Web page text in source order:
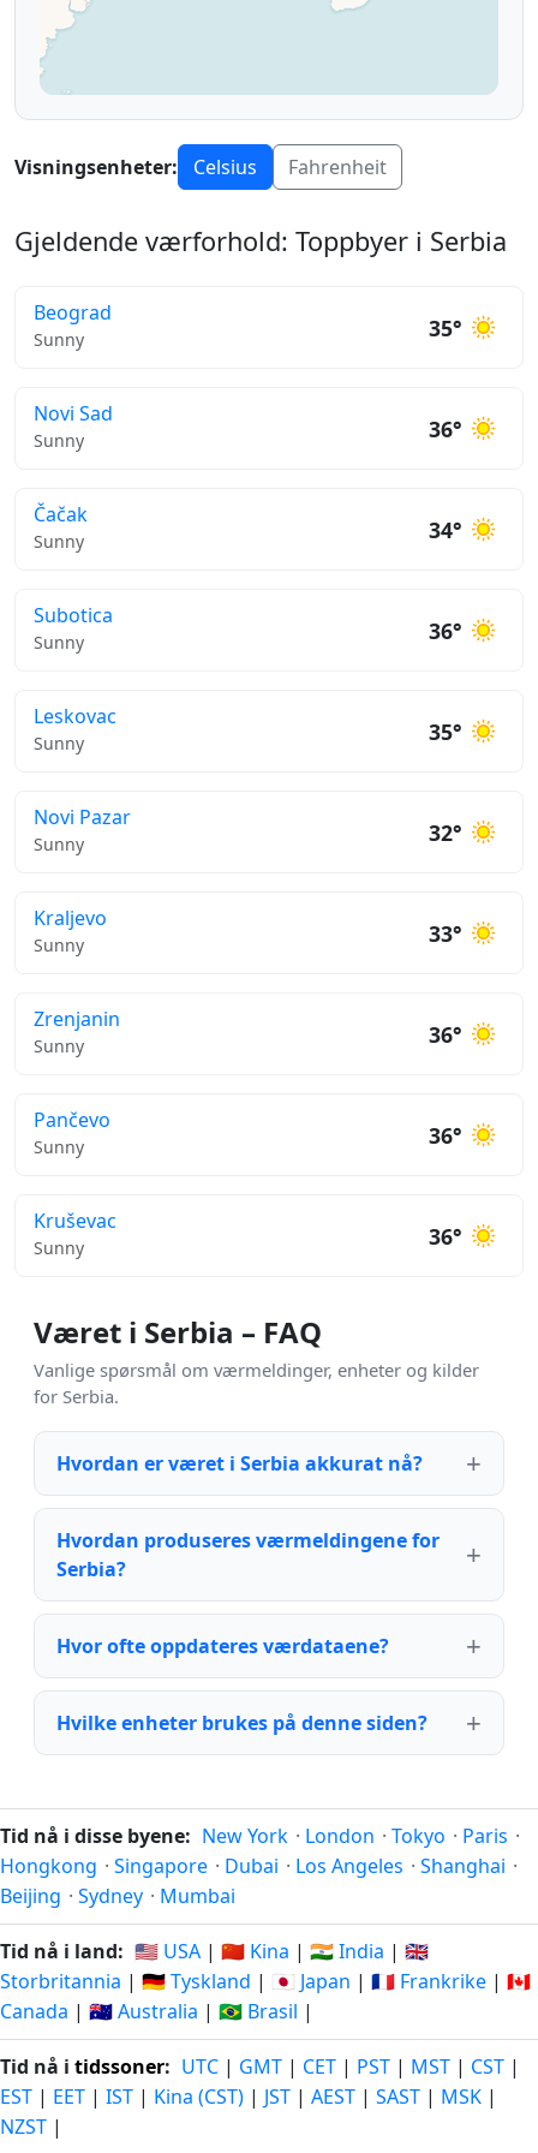
Visningsenheter: Celsius Fahrenheit
Gjeldende værforhold: Toppbyer i Serbia
Beograd
Sunny 35°
Novi Sad
Sunny 36°
Čačak
Sunny 34°
Subotica
Sunny 36°
Leskovac
Sunny 35°
Novi Pazar
Sunny 32°
Kraljevo
Sunny 33°
Zrenjanin
Sunny 36°
Pančevo
Sunny 36°
Kruševac
Sunny 36°
Været i Serbia – FAQ
Vanlige spørsmål om værmeldinger, enheter og kilder
for Serbia.
Hvordan er været i Serbia akkurat nå?
Hvordan produseres værmeldingene for
Serbia?
Hvor ofte oppdateres værdataene?
Hvilke enheter brukes på denne siden?
Tid nå i disse byene: New York · London · Tokyo · Paris ·
Hongkong · Singapore · Dubai · Los Angeles · Shanghai ·
Beijing · Sydney · Mumbai
Tid nå i land: 🇺🇸 USA | 🇨🇳 Kina | 🇮🇳 India | 🇬🇧
Storbritannia | 🇩🇪 Tyskland | 🇯🇵 Japan | 🇫🇷 Frankrike | 🇨🇦
Canada | 🇦🇺 Australia | 🇧🇷 Brasil |
Tid nå i tidssoner: UTC | GMT | CET | PST | MST | CST |
EST | EET | IST | Kina (CST) | JST | AEST | SAST | MSK |
NZST |